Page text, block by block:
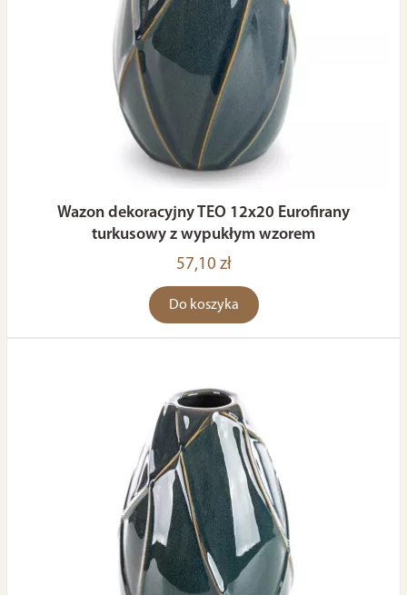
Wazon dekoracyjny TEO 12x20 Eurofirany
turkusowy z wypukłym wzorem
57,10 zł
Do koszyka